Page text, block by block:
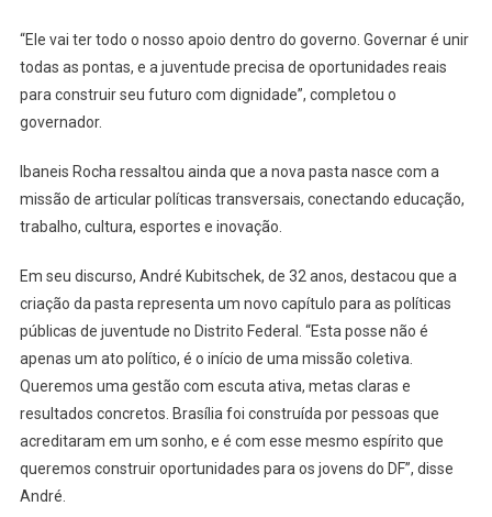
“Ele vai ter todo o nosso apoio dentro do governo. Governar é unir
todas as pontas, e a juventude precisa de oportunidades reais
para construir seu futuro com dignidade”, completou o
governador.
Ibaneis Rocha ressaltou ainda que a nova pasta nasce com a
missão de articular políticas transversais, conectando educação,
trabalho, cultura, esportes e inovação.
Em seu discurso, André Kubitschek, de 32 anos, destacou que a
criação da pasta representa um novo capítulo para as políticas
públicas de juventude no Distrito Federal. “Esta posse não é
apenas um ato político, é o início de uma missão coletiva.
Queremos uma gestão com escuta ativa, metas claras e
resultados concretos. Brasília foi construída por pessoas que
acreditaram em um sonho, e é com esse mesmo espírito que
queremos construir oportunidades para os jovens do DF”, disse
André.